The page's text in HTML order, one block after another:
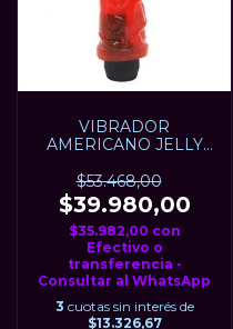
VIBRADOR
AMERICANO JELLY
cm
$53.468,00
$39.980,00
$35.982,00 con
Efectivo o
transferencia -
Consultar al WhatsApp
3 cuotas sin interés de
$13.326,67